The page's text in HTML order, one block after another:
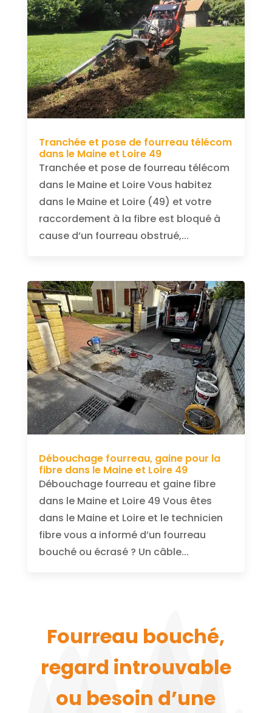
Tranchée et pose de fourreau télécom
dans le Maine et Loire 49
Tranchée et pose de fourreau télécom
dans le Maine et Loire Vous habitez
dans le Maine et Loire (49) et votre
raccordement à la fibre est bloqué à
cause d’un fourreau obstrué,...
Débouchage fourreau, gaine pour la
fibre dans le Maine et Loire 49
Débouchage fourreau et gaine fibre
dans le Maine et Loire 49 Vous êtes
dans le Maine et Loire et le technicien
fibre vous a informé d’un fourreau
bouché ou écrasé ? Un câble...
Fourreau bouché,
regard introuvable
ou besoin d’une